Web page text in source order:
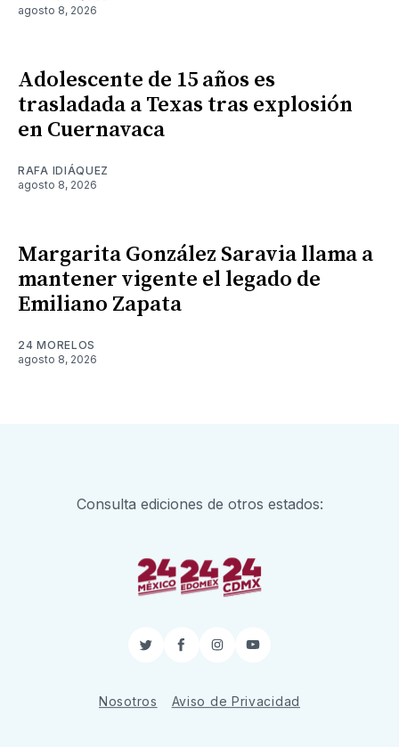
agosto 8, 2026
Adolescente de 15 años es
trasladada a Texas tras explosión
en Cuernavaca
RAFA IDIÁQUEZ
agosto 8, 2026
Margarita González Saravia llama a
mantener vigente el legado de
Emiliano Zapata
24 MORELOS
agosto 8, 2026
Consulta ediciones de otros estados:
TwitterFacebook
InstagramYouTube
Nosotros Aviso de Privacidad